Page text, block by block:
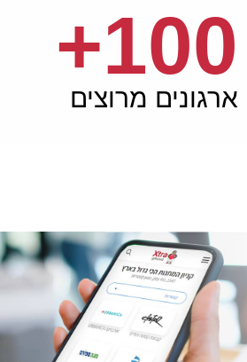
100
+
ארגונים מרוצים